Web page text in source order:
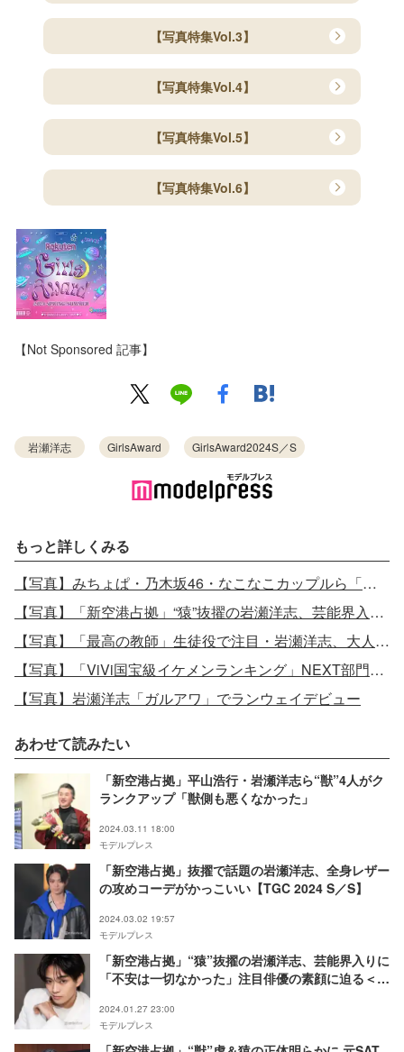
【写真特集Vol.3】
【写真特集Vol.4】
【写真特集Vol.5】
【写真特集Vol.6】
【Not Sponsored 記事】
岩瀬洋志 GirlsAward GirlsAward2024S／S
もっと詳しくみる
【写真】みちょぱ・乃木坂46・なこなこカップルら「ガルアワ」豪華集結
【写真】「新空港占拠」“猿”抜擢の岩瀬洋志、芸能界入りに「不安は一切なかった」
【写真】「最高の教師」生徒役で注目・岩瀬洋志、大人びた眼差し
【写真】「ViVi国宝級イケメンランキング」NEXT部門岩瀬洋志＆超特急・柏木悠をピックアップ
【写真】岩瀬洋志「ガルアワ」でランウェイデビュー
あわせて読みたい
「新空港占拠」平山浩行・岩瀬洋志ら“獣”4人がク
ランクアップ「獣側も悪くなかった」
2024.03.11 18:00
モデルプレス
「新空港占拠」抜擢で話題の岩瀬洋志、全身レザー
の攻めコーデがかっこいい【TGC 2024 S／S】
2024.03.02 19:57
モデルプレス
「新空港占拠」“猿”抜擢の岩瀬洋志、芸能界入りに
「不安は一切なかった」注目俳優の素顔に迫る＜イ
2024.01.27 23:00
モデルプレス